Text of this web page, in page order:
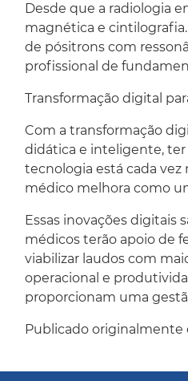
Desde que a radiologia
magnética e
de pósitrons com
profissional de
Transformação digital
Com a transformação
didática e inteligente, ter
tecnologia está cada vez
médico melhora como
Essas inovações digitais
médicos terão apoio de
viabilizar laudos com
operacional e
proporcionam uma
Publicado originalmente